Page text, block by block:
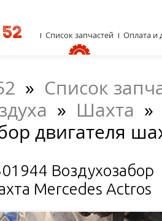
» Список
» Шахта
двигателя
Воздухозабор
Mercedes Actros
Список запчастей Оплата и